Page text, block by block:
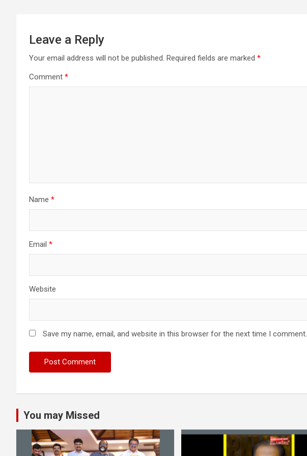
Leave a Reply
Your email address will not be published. Required fields are marked *
Comment *
Name *
Email *
Website
Save my name, email, and website in this browser for the next time I comment.
You may Missed